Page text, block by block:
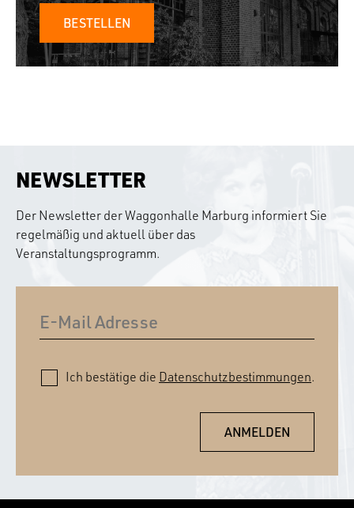
BESTELLEN
NEWSLETTER
Der Newsletter der Waggonhalle Marburg informiert Sie
regelmäßig und aktuell über das
Veranstaltungsprogramm.
Ich bestätige die Datenschutzbestimmungen.